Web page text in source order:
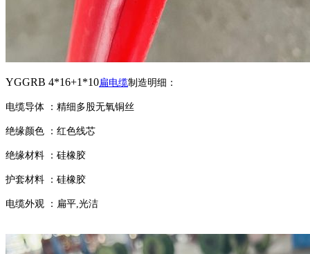
YGGRB 4*16+1*10扁电缆制造明细：
电缆导体 ：精细多股无氧铜丝
绝缘颜色 ：红色线芯
绝缘材料 ：硅橡胶
护套材料 ：硅橡胶
电缆外观 ：扁平,光洁